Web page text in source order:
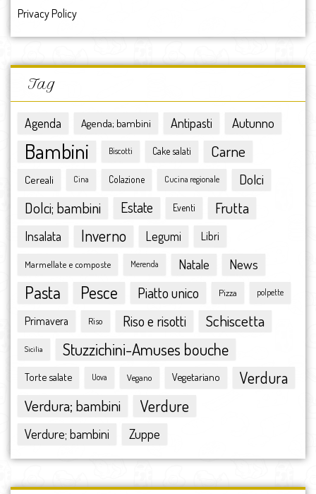
gennaio 2017
dicembre 2016
novembre 2016
ottobre 2016
settembre 2016
luglio 2016
giugno 2016
aprile 2016
marzo 2016
gennaio 2016
ottobre 2015
agosto 2015
luglio 2015
maggio 2015
aprile 2015
marzo 2015
febbraio 2015
novembre 2014
Privacy Policy
Tag
Agenda Agenda; bambini Antipasti Autunno
Bambini Biscotti Cake salati Carne
Cereali Cina Colazione Cucina regionale Dolci
Dolci; bambini Estate Eventi Frutta
Insalata Inverno Legumi Libri
Marmellate e composte Merenda Natale News
Pasta Pesce Piatto unico Pizza polpette
Primavera Riso Riso e risotti Schiscetta
Sicilia Stuzzichini-Amuses bouche
Torte salate Uova Vegano Vegetariano Verdura
Verdura; bambini Verdure
Verdure; bambini Zuppe